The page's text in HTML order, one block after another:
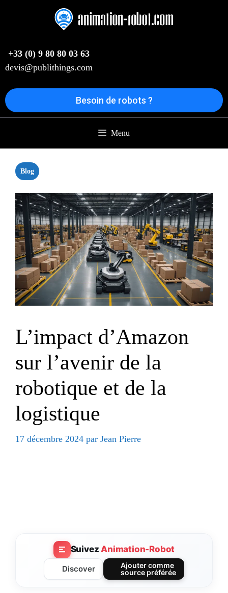
+33 (0) 9 80 80 03 63
devis@publithings.com
Besoin de robots ?
Menu
Blog
L’impact d’Amazon
sur l’avenir de la
robotique et de la
logistique
17 décembre 2024 par Jean Pierre
SuivezAnimation-Robot
Discover
Ajouter comme
source préférée